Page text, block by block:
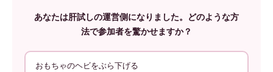
あなたは肝試しの運営側になりました。どのような方
法で参加者を驚かせますか？
おもちゃのヘビをぶら下げる